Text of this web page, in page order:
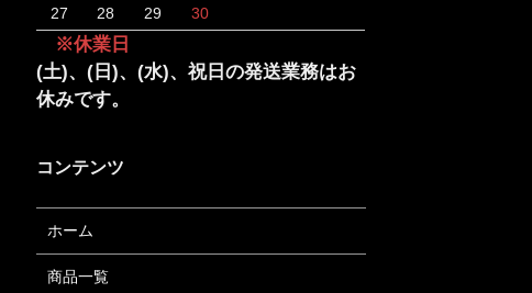
27
28 29 30
※休業日
(土)、(日)、(水)、祝日の発送業務はお
休みです。
コンテンツ
ホーム
商品一覧